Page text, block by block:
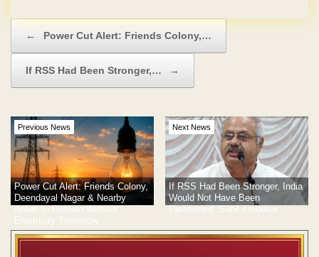
← Power Cut Alert: Friends Colony,…
If RSS Had Been Stronger,… →
Previous News
Power Cut Alert: Friends Colony,
Deendayal Nagar & Nearby
Areas to Remain Without
Electricity Tomorrow
Next News
If RSS Had Been Stronger, India
Would Not Have Been
Partitioned: Sunil Ambekar